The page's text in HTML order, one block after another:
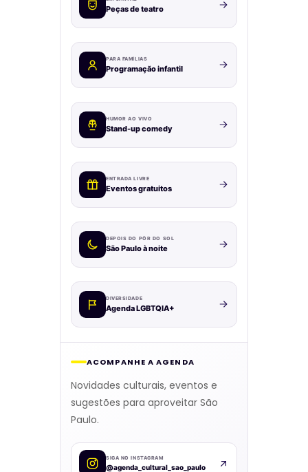
Peças de teatro
PARA FAMÍLIAS
Programação infantil
HUMOR AO VIVO
Stand-up comedy
ENTRADA LIVRE
Eventos gratuitos
DEPOIS DO PÔR DO SOL
São Paulo à noite
DIVERSIDADE
Agenda LGBTQIA+
ACOMPANHE A AGENDA
Novidades culturais, eventos e
sugestões para aproveitar São
Paulo.
SIGA NO INSTAGRAM
@agenda_cultural_sao_paulo